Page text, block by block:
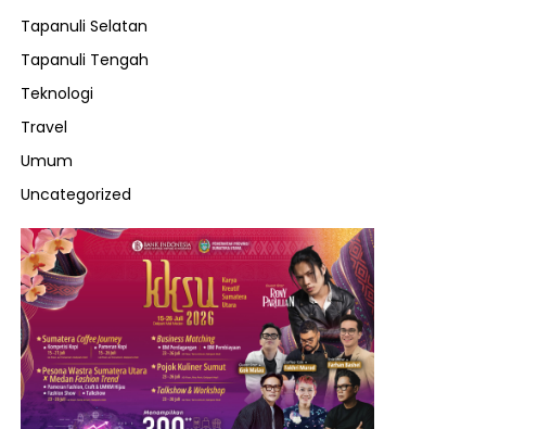
Tapanuli Selatan
Tapanuli Tengah
Teknologi
Travel
Umum
Uncategorized